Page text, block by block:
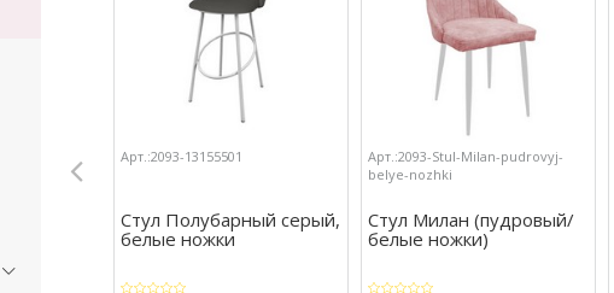
Арт.:2093-13155501
Стул Полубарный серый,
белые ножки
Арт.:2093-Stul-Milan-pudrovyj-
belye-nozhki
Стул Милан (пудровый/
белые ножки)